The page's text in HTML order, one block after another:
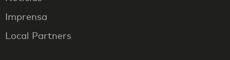
Imprensa
Local Partners